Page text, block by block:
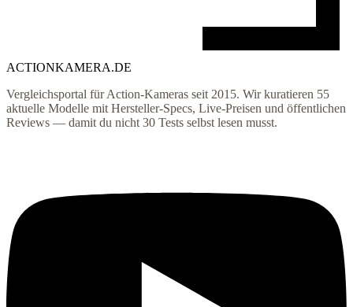
ACTIONKAMERA.DE
Vergleichsportal für Action-Kameras seit 2015. Wir kuratieren 55
aktuelle Modelle mit Hersteller-Specs, Live-Preisen und öffentlichen
Reviews — damit du nicht 30 Tests selbst lesen musst.